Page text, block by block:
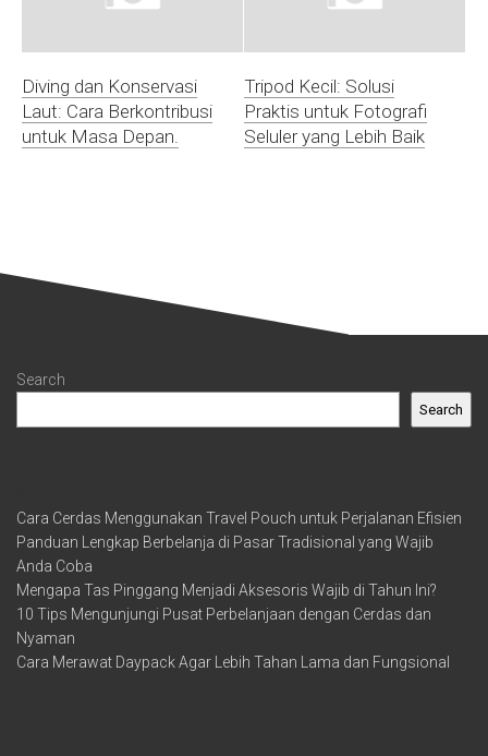
Diving dan Konservasi
Laut: Cara Berkontribusi
untuk Masa Depan.
Tripod Kecil: Solusi
Praktis untuk Fotografi
Seluler yang Lebih Baik
Search
Search
Cara Cerdas Menggunakan Travel Pouch untuk Perjalanan Efisien
Panduan Lengkap Berbelanja di Pasar Tradisional yang Wajib
Anda Coba
Mengapa Tas Pinggang Menjadi Aksesoris Wajib di Tahun Ini?
10 Tips Mengunjungi Pusat Perbelanjaan dengan Cerdas dan
Nyaman
Cara Merawat Daypack Agar Lebih Tahan Lama dan Fungsional